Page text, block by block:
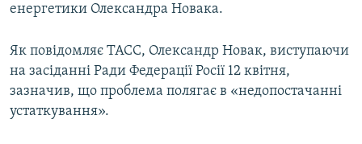
ДЕПОРТАЦІЯ
ВІДЕОУРОКИ «ELIFBE»
СВІДЧЕННЯ ОКУПАЦІЇ
ЯК ОБІЙТИ БЛОКУВАННЯ
Русский
Qırımtatar
енергетики Олександра Новака.
Як повідомляє ТАСС, Олександр Новак, виступаючи
на засіданні Ради Федерації Росії 12 квітня,
зазначив, що проблема полягає в «недопостачанні
устаткування».